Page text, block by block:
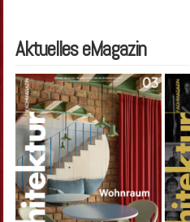
Aktuelles eMagazin